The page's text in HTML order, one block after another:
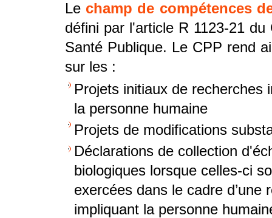
Le champ de compétences
défini par l'article R 1123-21 du
Santé Publique. Le CPP rend
sur les :
Projets initiaux de recherches
la personne humaine
Projets de modifications
Déclarations de collection
biologiques lorsque celles-ci
exercées dans le cadre d’une
impliquant la personne